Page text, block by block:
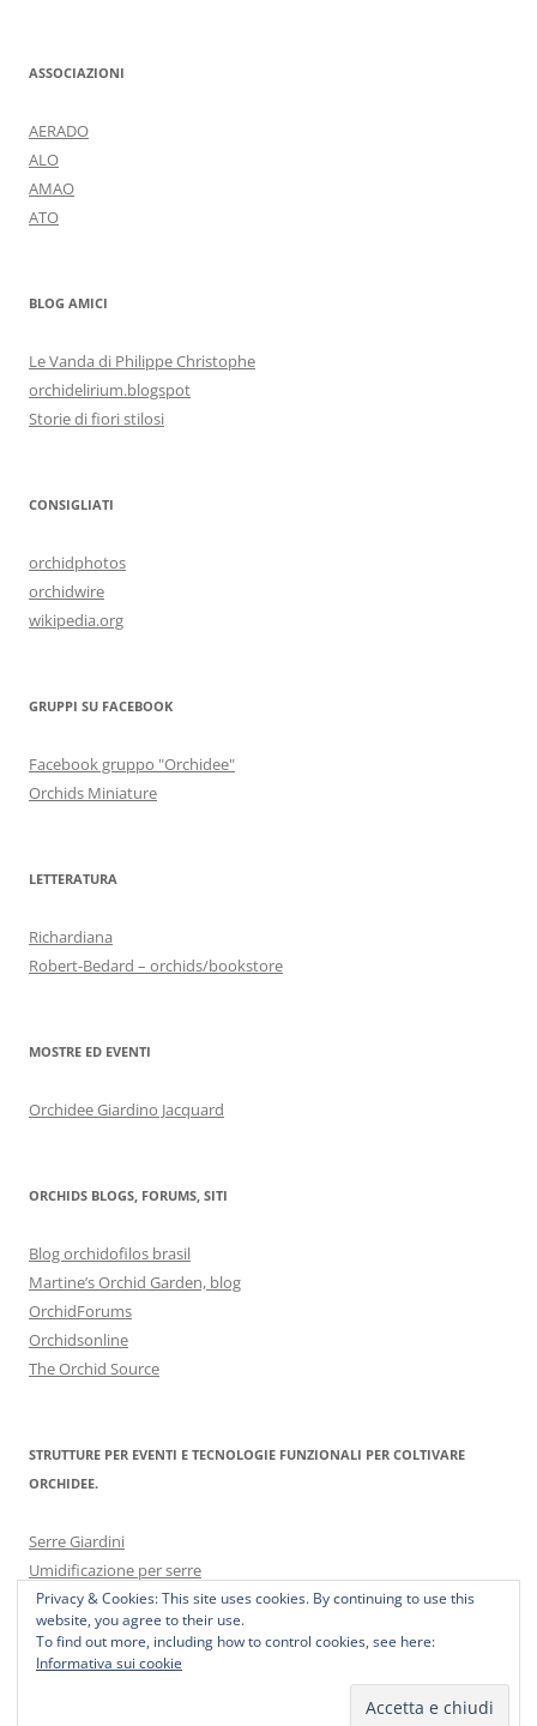
ASSOCIAZIONI
AERADO
ALO
AMAO
ATO
BLOG AMICI
Le Vanda di Philippe Christophe
orchidelirium.blogspot
Storie di fiori stilosi
CONSIGLIATI
orchidphotos
orchidwire
wikipedia.org
GRUPPI SU FACEBOOK
Facebook gruppo "Orchidee"
Orchids Miniature
LETTERATURA
Richardiana
Robert-Bedard – orchids/bookstore
MOSTRE ED EVENTI
Orchidee Giardino Jacquard
ORCHIDS BLOGS, FORUMS, SITI
Blog orchidofilos brasil
Martine’s Orchid Garden, blog
OrchidForums
Orchidsonline
The Orchid Source
STRUTTURE PER EVENTI E TECNOLOGIE FUNZIONALI PER COLTIVARE
ORCHIDEE.
Serre Giardini
Umidificazione per serre
Privacy & Cookies: This site uses cookies. By continuing to use this
website, you agree to their use.
To find out more, including how to control cookies, see here:
Informativa sui cookie